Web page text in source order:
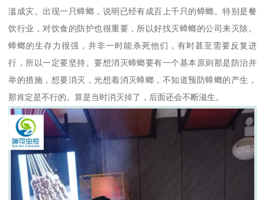
滥成灾。出现一只蟑螂，说明已经有成百上千只的蟑螂。特别是餐
饮行业，对饮食的防护也很重要，所以好找灭蟑螂的公司来灭除。
蟑螂的生存力很强，并非一时能杀死他们，有时甚至需要反复进
行，所以一定要坚持。要想消灭蟑螂要有一个基本原则那是防治并
举的措施，想要消灭，光想着消灭蟑螂，不知道预防蟑螂的产生，
那肯定是不行的。算是当时消灭掉了，后面还会不断滋生。